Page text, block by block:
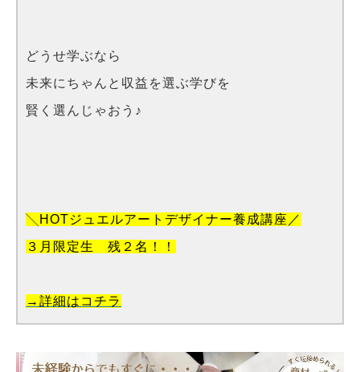
どうせ学ぶなら
未来にちゃんと収益を選ぶ学びを
賢く選んじゃおう♪
╲HOTジュエルアートデザイナー養成講座／
３月限定生 残２名！！
→詳細はコチラ